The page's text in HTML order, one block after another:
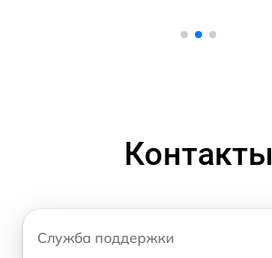
Контакты
Служба поддержки